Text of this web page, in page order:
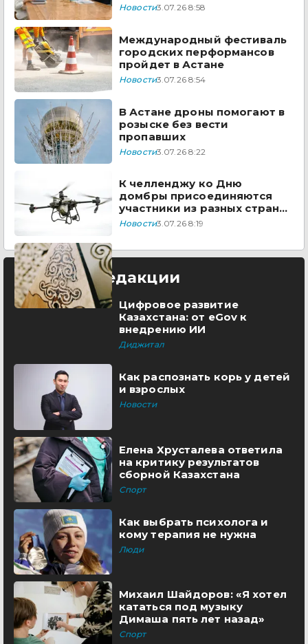
Новости3.07.26 8:58
Международный фестиваль
городских перформансов
пройдет в Астане
Новости3.07.26 8:54
В Астане дроны помогают в
розыске без вести
пропавших
Новости3.07.26 8:22
К челленджу ко Дню
домбры присоединяются
участники из разных стран
мира
Новости3.07.26 8:19
Выбор редакции
Цифровое развитие
Казахстана: от eGov к
внедрению ИИ
Диджитал
Как распознать корь у детей
и взрослых
Новости
Елена Хрусталева ответила
на критику результатов
сборной Казахстана
Спорт
Как выбрать психолога и
кому терапия не нужна
Люди
Михаил Шайдоров: «Я хотел
кататься под музыку
Димаша пять лет назад»
Спорт